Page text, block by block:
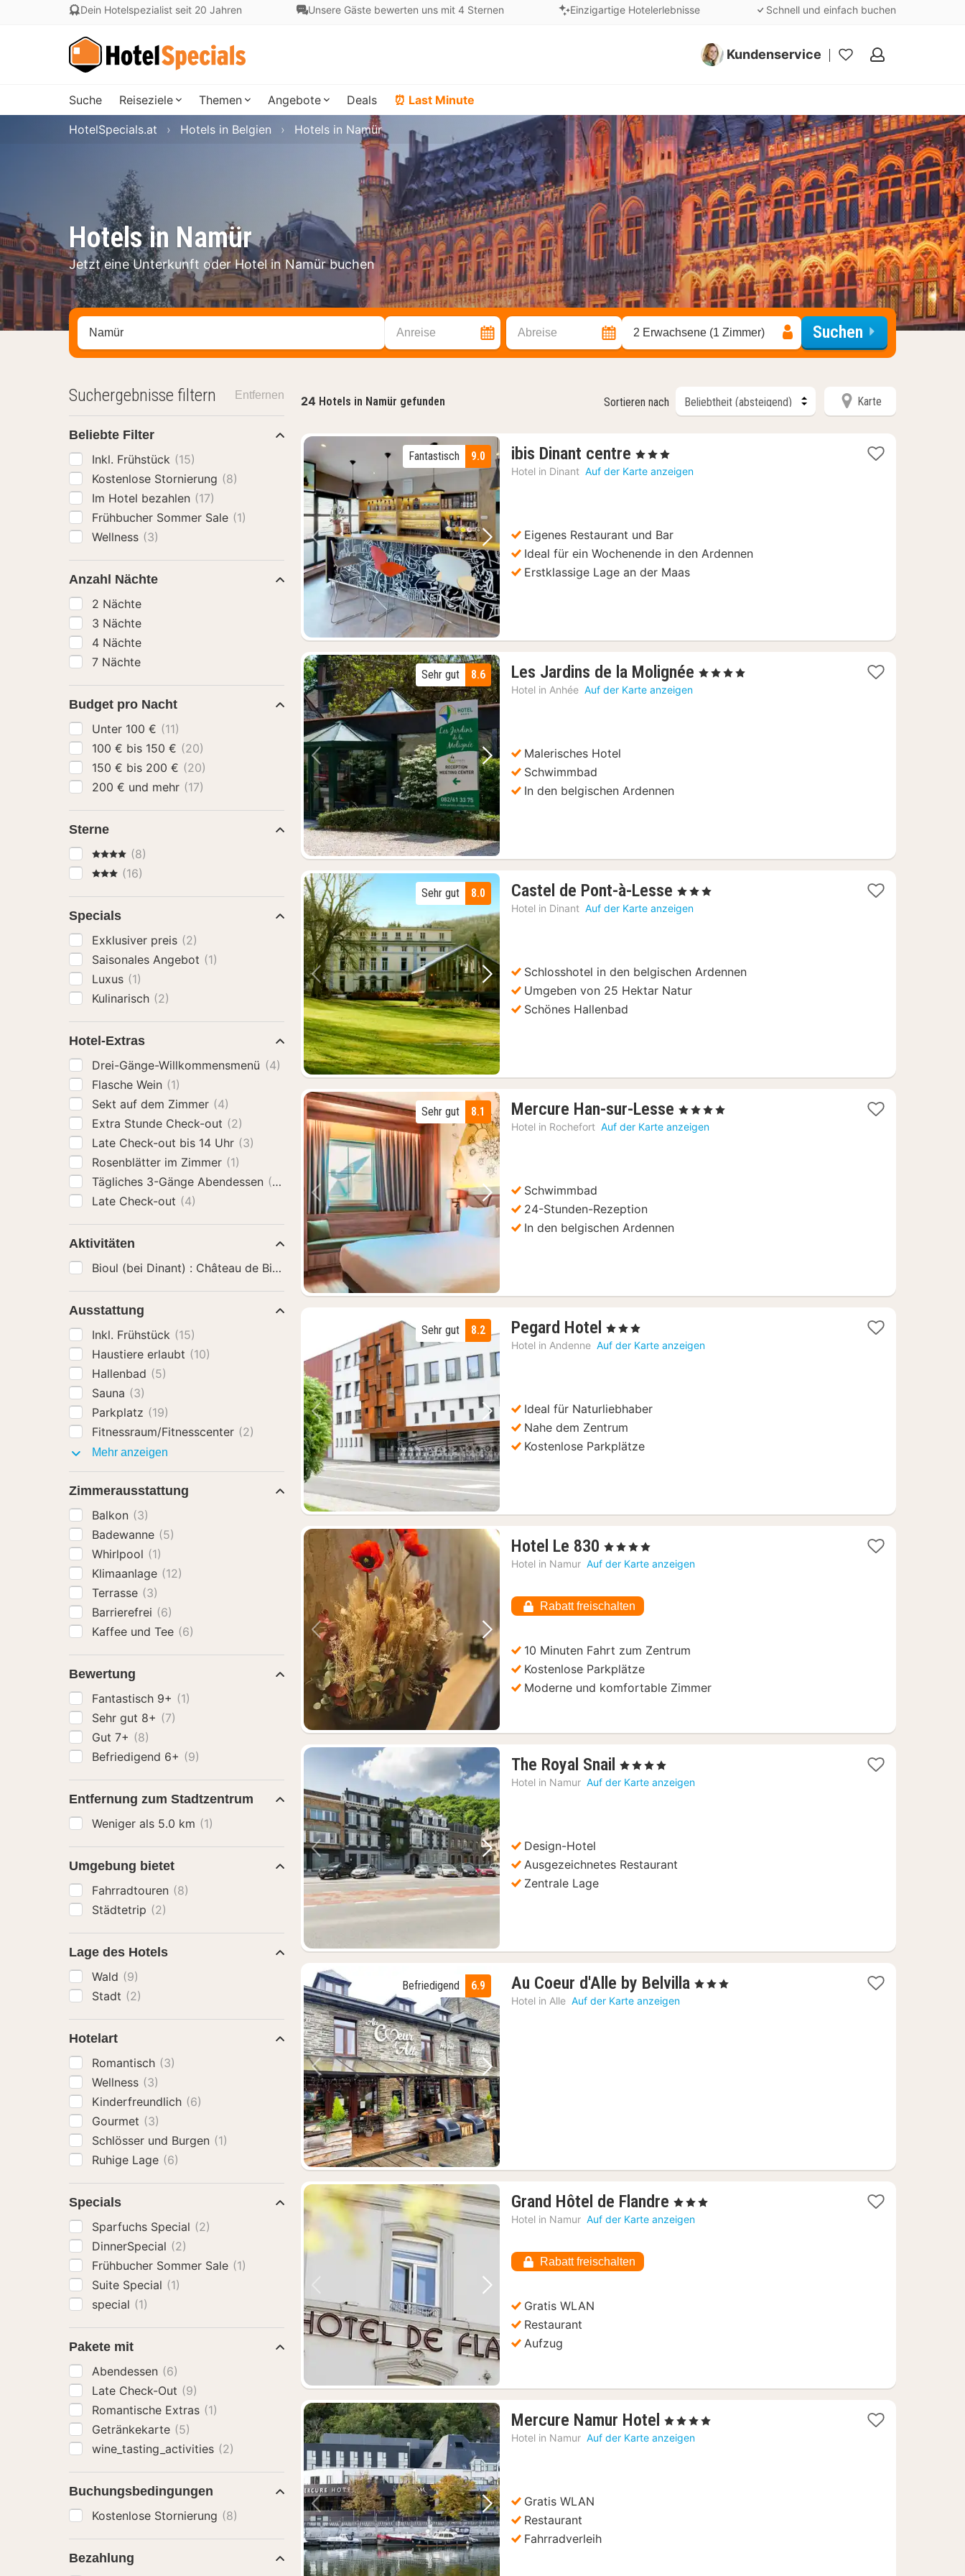
Dein Hotelspezialist seit 20 Jahren Unsere Gäste bewerten uns mit 4 Sternen Einzigartige Hotelerlebnisse Schnell und einfach buchen
Kundenservice
Meine
Suche Reiseziele Themen Angebote Deals ⏰ Last Minute
Hotels in Namür
Jetzt eine Unterkunft oder Hotel in Namür buchen
HotelSpecials.at Hotels in Belgien Hotels in Namür
Stadt, Region oder Hotel suchen Anreise Abreise 2 Erwachsene (1 Zimmer) Suchen
24 Hotels in Namür gefunden Sortieren nach Karte
Vorheriges Bild Nächstes Bild
9.0
Fantastisch ibis Dinant centre 1
Nacht
, 3 Sterne
Hotel in Dinant Auf der Karte anzeigen
Eigenes Restaurant und Bar
Ideal für ein Wochenende in den Ardennen
Erstklassige Lage an der Maas
Vorheriges Bild Nächstes Bild
8.6
Sehr gut Les Jardins de la Molignée 1
, 4 Sterne
Hotel in Anhée Auf der Karte anzeigen
Malerisches Hotel
Schwimmbad
In den belgischen Ardennen
Vorheriges Bild Nächstes Bild
8.0
Sehr gut Castel de Pont-à-Lesse 1
Nacht
, 3 Sterne
Hotel in Dinant Auf der Karte anzeigen
Schlosshotel in den belgischen Ardennen
Umgeben von 25 Hektar Natur
Schönes Hallenbad
Vorheriges Bild Nächstes Bild
8.1
Sehr gut Mercure Han-sur-Lesse 1
Nacht
, 4 Sterne
Hotel in Rochefort Auf der Karte anzeigen
Schwimmbad
24-Stunden-Rezeption
In den belgischen Ardennen
Vorheriges Bild Nächstes Bild
8.2
Sehr gut Pegard Hotel 1
Nacht
, 3 Sterne
Hotel in Andenne Auf der Karte anzeigen
Ideal für Naturliebhaber
Nahe dem Zentrum
Kostenlose Parkplätze
Vorheriges Bild Nächstes Bild
Hotel Le 830 1
Nacht
103,50
€
, 4 Sterne
Hotel in Namur Auf der Karte anzeigen
Rabatt freischalten
10 Minuten Fahrt zum Zentrum
Kostenlose Parkplätze
Moderne und komfortable Zimmer
Vorheriges Bild Nächstes Bild
The Royal Snail 1
Nacht
, 4 Sterne
Hotel in Namur Auf der Karte anzeigen
Design-Hotel
Ausgezeichnetes Restaurant
Zentrale Lage
Vorheriges Bild Nächstes Bild
6.9
Befriedigend Au Coeur d'Alle by Belvilla 2
, 3 Sterne
Hotel in Alle Auf der Karte anzeigen
Vorheriges Bild Nächstes Bild
Grand Hôtel de Flandre 1
Nacht
, 3 Sterne
Hotel in Namur Auf der Karte anzeigen
Rabatt freischalten
Gratis WLAN
Restaurant
Aufzug
Vorheriges Bild Nächstes Bild
Mercure Namur Hotel 1
Nacht
, 4 Sterne
Hotel in Namur Auf der Karte anzeigen
Gratis WLAN
Restaurant
Fahrradverleih
Suchergebnisse filtern Entfernen
Beliebte Filter
Inkl. Frühstück (15)
Kostenlose Stornierung (8)
Im Hotel bezahlen (17)
Frühbucher Sommer Sale (1)
Wellness (3)
Anzahl Nächte
2 Nächte
3 Nächte
4 Nächte
7 Nächte
Budget pro Nacht
Unter 100 € (11)
100 € bis 150 € (20)
150 € bis 200 € (20)
200 € und mehr (17)
Sterne
4 Sterne(8)
3 Sterne
(16)
Specials
Exklusiver preis (2)
Saisonales Angebot (1)
Luxus (1)
Kulinarisch (2)
Hotel-Extras
Drei-Gänge-Willkommensmenü (4)
Flasche Wein (1)
Sekt auf dem Zimmer (4)
Extra Stunde Check-out (2)
Late Check-out bis 14 Uhr (3)
Rosenblätter im Zimmer (1)
Tägliches 3-Gänge Abendessen (2)
Late Check-out (4)
Aktivitäten
Bioul (bei Dinant) : Château de Bioul Tour und Weinverkostung
Ausstattung
Inkl. Frühstück (15)
Haustiere erlaubt (10)
Hallenbad (5)
Sauna (3)
Parkplatz (19)
Fitnessraum/Fitnesscenter (2)
Mehr anzeigen
Zimmerausstattung
Balkon (3)
Badewanne (5)
Whirlpool (1)
Klimaanlage (12)
Terrasse (3)
Barrierefrei (6)
Kaffee und Tee (6)
Bewertung
Fantastisch 9+ (1)
Sehr gut 8+ (7)
Gut 7+ (8)
Befriedigend 6+ (9)
Entfernung zum Stadtzentrum
Weniger als 5.0 km (1)
Umgebung bietet
Fahrradtouren (8)
Städtetrip (2)
Lage des Hotels
Wald (9)
Stadt (2)
Hotelart
Romantisch (3)
Wellness (3)
Kinderfreundlich (6)
Gourmet (3)
Schlösser und Burgen (1)
Ruhige Lage (6)
Specials
Sparfuchs Special (2)
DinnerSpecial (2)
Frühbucher Sommer Sale (1)
Suite Special (1)
special (1)
Pakete mit
Abendessen (6)
Late Check-Out (9)
Romantische Extras (1)
Getränkekarte (5)
wine_tasting_activities (2)
Buchungsbedingungen
Kostenlose Stornierung (8)
Bezahlung